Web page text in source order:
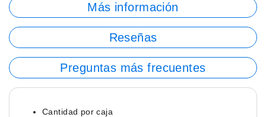
Más información
Reseñas
Preguntas más frecuentes
Cantidad por caja